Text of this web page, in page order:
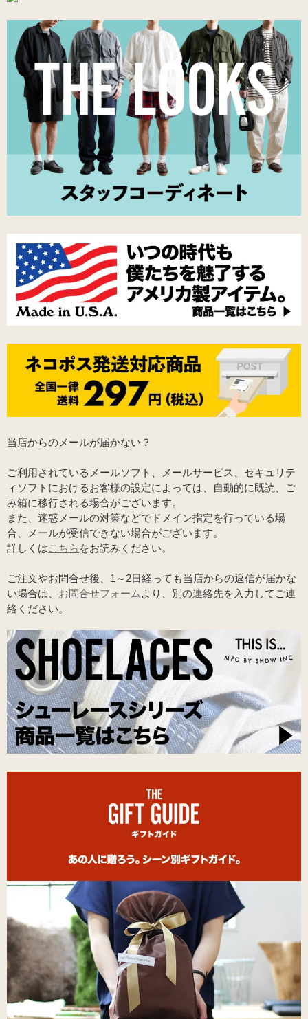
当店からのメールが届かない？
ご利用されているメールソフト、メールサービス、セキュリテ
ィソフトにおけるお客様の設定によっては、自動的に既読、ご
み箱に移行される場合がございます。
また、迷惑メールの対策などでドメイン指定を行っている場
合、メールが受信できない場合がございます。
詳しくはこちら をお読みください。
ご注文やお問合せ後、1～2日経っても当店からの返信が届かな
い場合は、 お問合せフォーム より、別の連絡先を入力してご連
絡ください。